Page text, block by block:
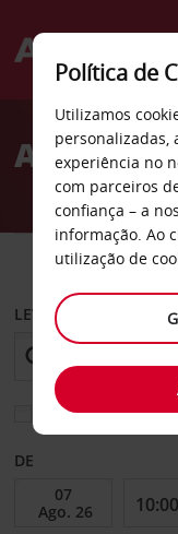
Welcome
AvisAluguer
CARRO
LEVANTAR EM
Escolher uma
DE
Política de
Utilizamos
personalizadas,
experiência no
com parceiros
confiança – a
informação. Ao
utilização de